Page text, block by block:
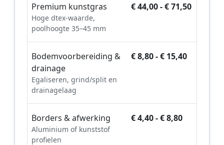
Premium kunstgras
Hoge dtex-waarde,
poolhoogte 35–45 mm
€ 44,00 - € 71,50
Bodemvoorbereiding &
drainage
Egaliseren, grind/split en
drainagelaag
€ 8,80 - € 15,40
Borders & afwerking
Aluminium of kunststof
profielen
€ 4,40 - € 8,80